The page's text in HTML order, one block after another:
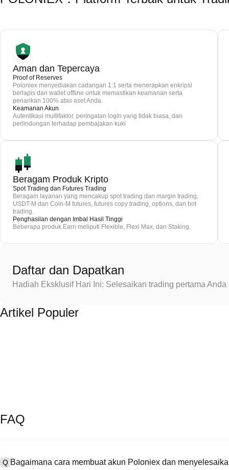
Aman dan Tepercaya
Proof of Reserves
Poloniex menyediakan cadangan 1:1 serta menerapkan enkripsi
berlapis dan wallet offline untuk memastikan keamanan serta
penarikan 100% atas aset Anda.
Keamanan Akun
Autentikasi multifaktor, peringatan login yang tidak biasa, dan
perlindungan terhadap pembajakan kuki
Beragam Produk Kripto
Spot Trading dan Futures Trading
Beragam layanan yang mencakup spot trading dan margin trading,
USDT-M dan Coin-M futures, futures copy trading, options, dan bot
trading.
Penghasilan dengan Imbal Hasil Tinggi
Beberapa produk Earn meliputi Flexible, Flexi Max, dan Staking.
Daftar dan Dapatkan
Hadiah Eksklusif Hari Ini: Selesaikan trading pertama
Artikel Populer
FAQ
Q Bagaimana cara membuat akun Poloniex dan